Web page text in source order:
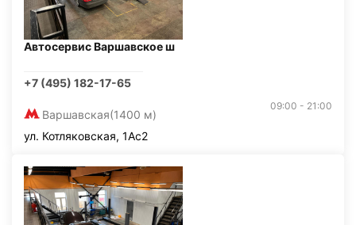
Автосервис Варшавское ш
+7 (495) 182-17-65
Варшавская(1400 м)
09:00 - 21:00
ул. Котляковская, 1Ас2